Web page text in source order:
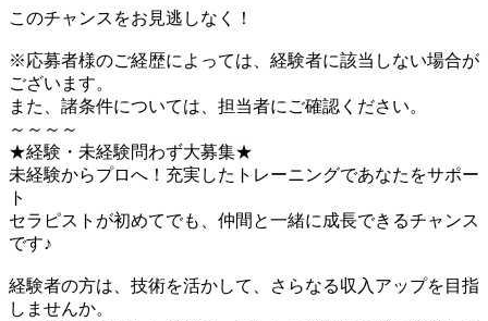
このチャンスをお見逃しなく！
※応募者様のご経歴によっては、経験者に該当しない場合が
ございます。
また、諸条件については、担当者にご確認ください。
～～～～
★経験・未経験問わず大募集★
未経験からプロへ！充実したトレーニングであなたをサポー
ト
セラピストが初めてでも、仲間と一緒に成長できるチャンス
です♪
経験者の方は、技術を活かして、さらなる収入アップを目指
しませんか。